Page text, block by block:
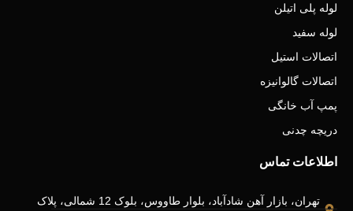
لوله پلی اتیلن
لوله سفید
اتصالات استیل
اتصالات گالوانیزه
پمپ آب خانگی
دریچه چدنی
اطلاعات تماس
تهران، بازار آهن شادآباد، بلوار طاووس، بلوک 12 شمالی، پلاک